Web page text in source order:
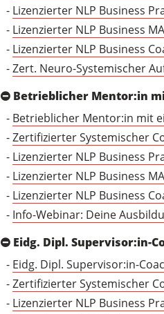
- Lizenzierter NLP Business
- Lizenzierter NLP Business
- Lizenzierter NLP Business
-Zert. Neuro-Systemischer
Betrieblicher Mentor:in
- Betrieblicher Mentor:in mit
-Zertifizierter Systemischer
- Lizenzierter NLP Business
- Lizenzierter NLP Business
- Lizenzierter NLP Business
- Info-Webinar: Deine
Eidg. Dipl. Supervisor:in-
- Eidg. Dipl. Supervisor:in-
-Zertifizierter Systemischer
- Lizenzierter NLP Business